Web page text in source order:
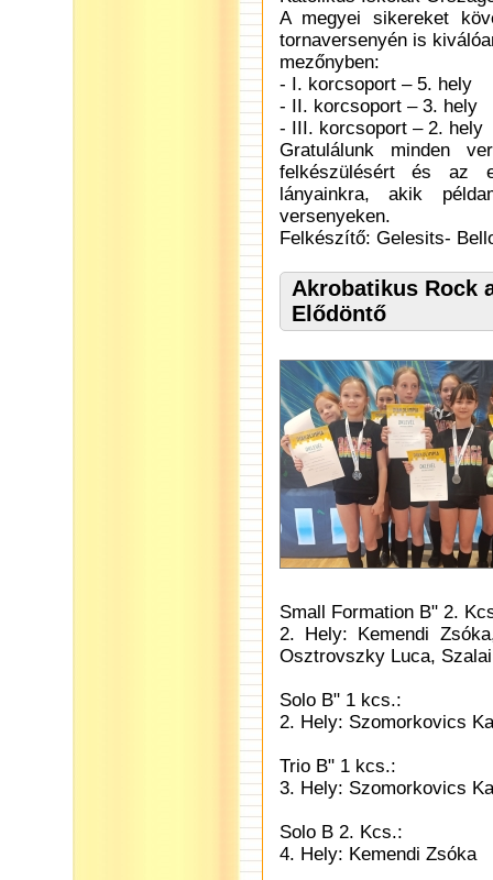
A megyei sikereket
tornaversenyén is
mezőnyben:
- I. korcsoport – 5. hely
- II. korcsoport – 3. hely
- III. korcsoport – 2. hely
Gratulálunk minden
felkészülésért és az
lányainkra, akik
versenyeken.
Felkészítő: Gelesits-
Akrobatikus Rock
Elődöntő
Small Formation B" 2.
2. Hely: Kemendi
Osztrovszky Luca,
Solo B" 1 kcs.:
2. Hely: Szomorkovics
Trio B" 1 kcs.:
3. Hely: Szomorkovics
Solo B 2. Kcs.:
4. Hely: Kemendi Zsóka